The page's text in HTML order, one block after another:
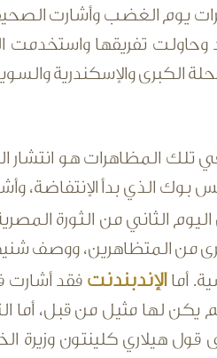
يوم الغضب وأشارت
تفريقها واستخدمت
الكبرى والإسكندرية
تلك المظاهرات هو انتشار
بوك الذي بدأ الإنتفاضة،
الثاني من الثورة
من المتظاهرين، ووصف
أماالإندبندنت فقد أشارت
لها مثيل من قبل، أما
هيلاري كلينتون وزيرة